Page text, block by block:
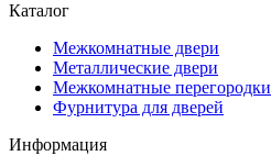
Каталог
Межкомнатные двери
Металлические двери
Межкомнатные перегородки
Фурнитура для дверей
Информация